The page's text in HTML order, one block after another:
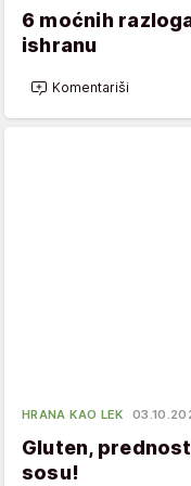
6 moćnih
ishranu
Komentariši
HRANA KAO LEK
Gluten,
sosu!